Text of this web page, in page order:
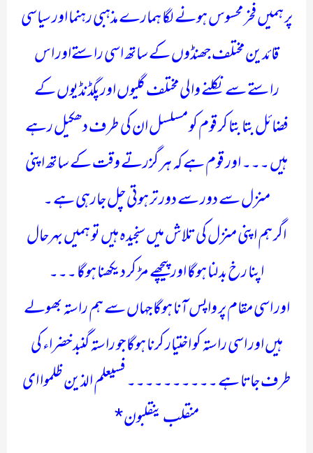
پر ہمیں فخر محسوس ہونے لگا ہمارے مذہبی رہنما اور سیاسی
قائدین مختلف جھنڈوں کے ساتھ اسی راستےاور اس
راستے سے نکلنے والی مختلف گلیوں اور پگڈنڈیوں کے
فضائل بتا بتا کر قوم کو مسلسل ان کی طرف دھکیل رہے
ہیں ۔۔۔ اور قوم ہے کہ ہر گزرتے وقت کے ساتھ اپنی
منزل سے دور سے دور تر ہوتی چل جارہی ہے ۔
اگر ہم اپنی منزل کی تلاش میں سنجیدہ ہیں تو ہمیں بہرحال
اپنا رخ بدلنا ہوگا اور پیچھے مڑ کر دیکھنا ہوگا ۔۔۔
اور اسی مقام پر واپس آنا ہوگا جہاں سے ہم راستہ بھولے
ہیں اور اسی راستہ کو اختیار کرنا ہوگا جو راستہ گنبد خضراء کی
طرف جاتا ہے ۔۔۔۔۔۔۔۔۔۔ فسیعلم الذین ظلموا ای
منقلب ینقلبون *